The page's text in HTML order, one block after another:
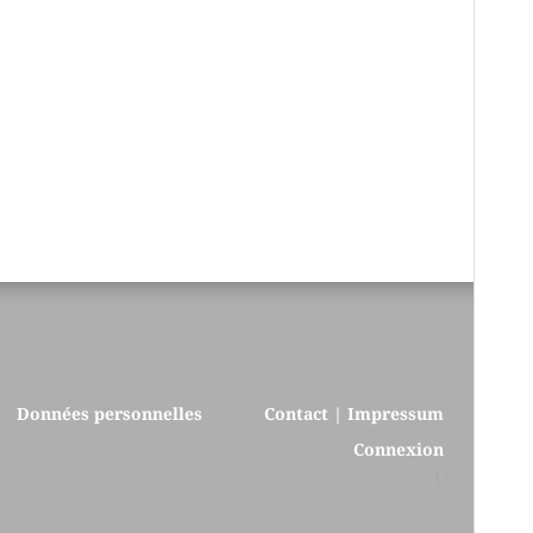
Données personnelles
Contact | Impressum
Connexion